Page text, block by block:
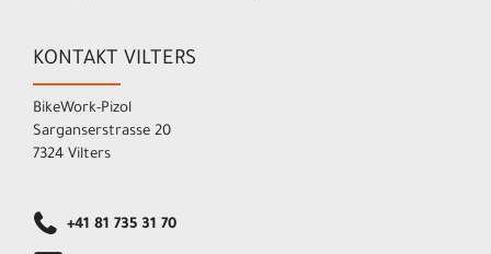
KONTAKT VILTERS
BikeWork-Pizol
Sarganserstrasse 20
7324 Vilters
+41 81 735 31 70